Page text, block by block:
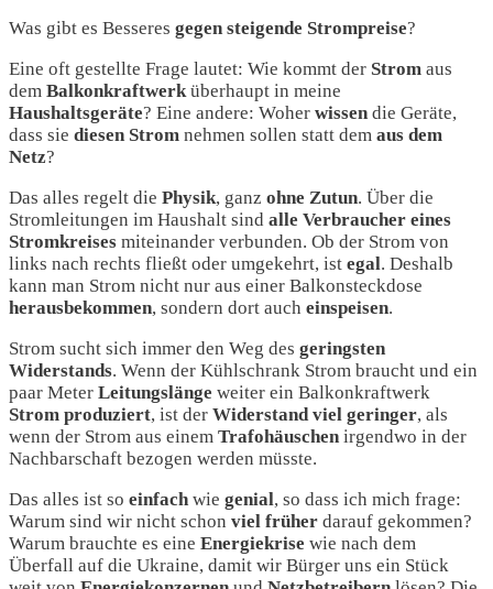
Was gibt es Besseres gegen steigende Strompreise?
Eine oft gestellte Frage lautet: Wie kommt der Strom aus
dem Balkonkraftwerküberhaupt in meine
Haushaltsgeräte? Eine andere: Woher wissen die Geräte,
dass sie diesen Strom nehmen sollen statt dem aus dem
Netz?
Das alles regelt die Physik, ganz ohne Zutun. Über die
Stromleitungen im Haushalt sind alle Verbraucher eines
Stromkreises miteinander verbunden. Ob der Strom von
links nach rechts fließt oder umgekehrt, ist egal. Deshalb
kann man Strom nicht nur aus einer Balkonsteckdose
herausbekommen, sondern dort auch einspeisen.
Strom sucht sich immer den Weg des geringsten
Widerstands. Wenn der Kühlschrank Strom braucht und ein
paar Meter Leitungslänge weiter ein Balkonkraftwerk
Strom produziert, ist der Widerstand viel geringer, als
wenn der Strom aus einem Trafohäuschen irgendwo in der
Nachbarschaft bezogen werden müsste.
Das alles ist so einfach wie genial, so dass ich mich frage:
Warum sind wir nicht schon viel früher darauf gekommen?
Warum brauchte es eine Energiekrise wie nach dem
Überfall auf die Ukraine, damit wir Bürger uns ein Stück